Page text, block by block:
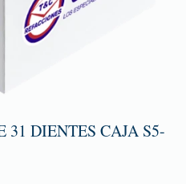
31 DIENTES CAJA S5-